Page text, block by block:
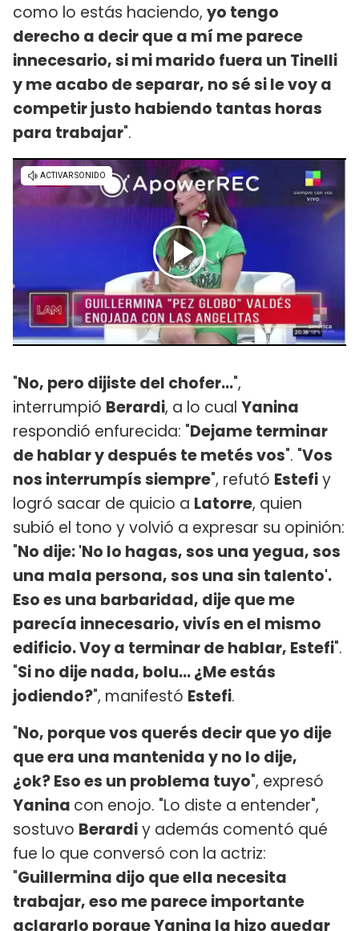
como lo estás haciendo, yo tengo
derecho a decir que a mí me parece
innecesario, si mi marido fuera un Tinelli
y me acabo de separar, no sé si le voy a
competir justo habiendo tantas horas
para trabajar".
"No, pero dijiste del chofer...",
interrumpió Berardi, a lo cual Yanina
respondió enfurecida: "Dejame terminar
de hablar y después te metés vos". "Vos
nos interrumpís siempre", refutó Estefiy
logró sacar de quicio a Latorre, quien
subió el tono y volvió a expresar su opinión:
"No dije: 'No lo hagas, sos una yegua, sos
una mala persona, sos una sin talento'.
Eso es una barbaridad, dije que me
parecía innecesario, vivís en el mismo
edificio. Voy a terminar de hablar, Estefi".
"Si no dije nada, bolu... ¿Me estás
jodiendo?", manifestó Estefi.
"No, porque vos querés decir que yo dije
que era una mantenida y no lo dije,
¿ok? Eso es un problema tuyo", expresó
Yanina con enojo. "Lo diste a entender",
sostuvo Berardiy además comentó qué
fue lo que conversó con la actriz:
"Guillermina dijo que ella necesita
trabajar, eso me parece importante
aclararlo porque Yanina la hizo quedar